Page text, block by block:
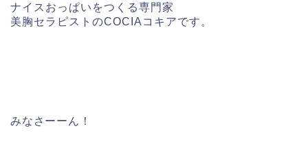
ナイスおっぱいをつくる専門家
美胸セラピストのCOCIAコキアです。
みなさーーん！